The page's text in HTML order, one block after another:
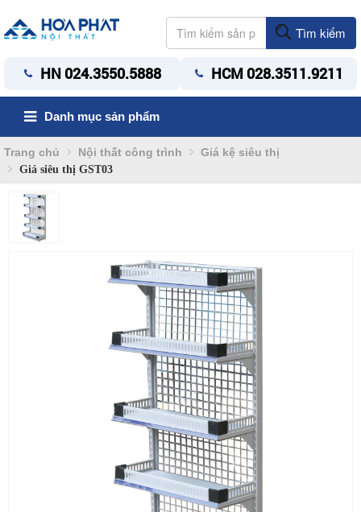
Tìm kiếm
HN 024.3550.5888 HCM 028.3511.9211
Danh mục sản phẩm
Trang chủ Nội thất công trình Giá kệ siêu thị
Giá siêu thị GST03